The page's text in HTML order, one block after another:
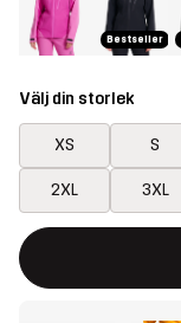
Bestseller
Välj din storlek
XS S
2XL 3XL
Denna knapp
{{size}} inte tillgänglig